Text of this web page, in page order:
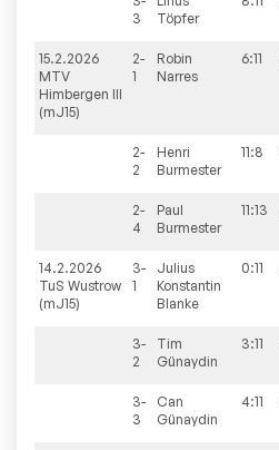
3
Töpfer
15.2.2026
MTV
Himbergen III
(mJ15)
2-
1
Robin
Narres
6:11
2-
2
Henri
Burmester
11:8
2-
4
Paul
Burmester
11:13
14.2.2026
TuS Wustrow
(mJ15)
3-
1
Julius
Konstantin
Blanke
0:11
3-
2
Tim
Günaydin
3:11
3-
3
Can
Günaydin
4:11